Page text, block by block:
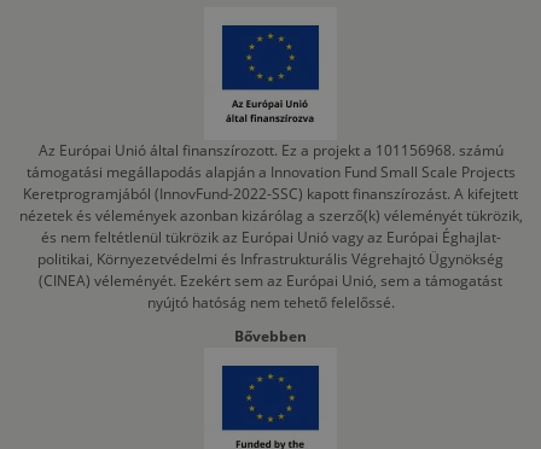
Az Európai Unió által finanszírozott. Ez a projekt a 101156968. számú
támogatási megállapodás alapján a Innovation Fund Small Scale Projects
Keretprogramjából (InnovFund-2022-SSC) kapott finanszírozást. A kifejtett
nézetek és vélemények azonban kizárólag a szerző(k) véleményét tükrözik,
és nem feltétlenül tükrözik az Európai Unió vagy az Európai Éghajlat-
politikai, Környezetvédelmi és Infrastrukturális Végrehajtó Ügynökség
(CINEA) véleményét. Ezekért sem az Európai Unió, sem a támogatást
nyújtó hatóság nem tehető felelőssé.
Bővebben